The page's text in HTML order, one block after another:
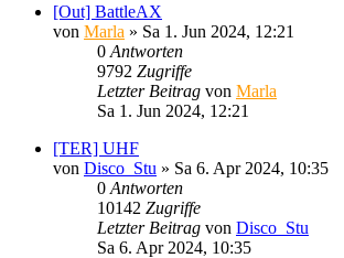
[Out] BattleAX
von Marla » Sa 1. Jun 2024, 12:21
0 Antworten
9792 Zugriffe
Letzter Beitrag von Marla
Sa 1. Jun 2024, 12:21
[TER] UHF
von Disco_Stu » Sa 6. Apr 2024, 10:35
0 Antworten
10142 Zugriffe
Letzter Beitrag von Disco_Stu
Sa 6. Apr 2024, 10:35